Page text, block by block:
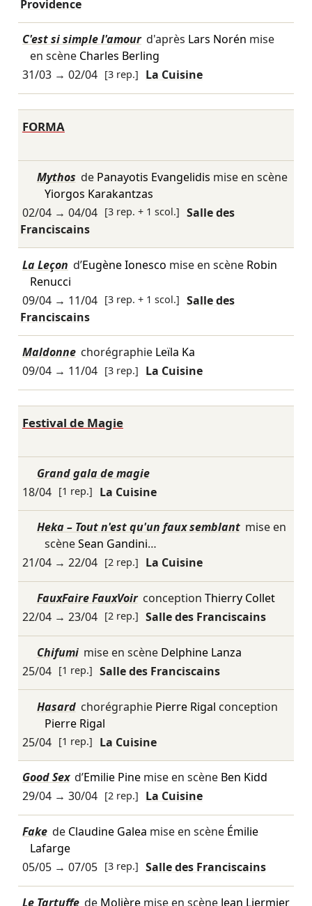
Providence
C'est si simple l'amour d'après Lars Norén mise
en scène Charles Berling
31/03→ 02/04 [3 rep.] La Cuisine
FORMA
Mythos de Panayotis Evangelidis mise en scène
Yiorgos Karakantzas
02/04→ 04/04 [3 rep. + 1 scol.] Salle des
Franciscains
La Leçon d’Eugène Ionesco mise en scène Robin
Renucci
09/04→ 11/04 [3 rep. + 1 scol.] Salle des
Franciscains
Maldonne chorégraphie Leïla Ka
09/04→ 11/04 [3 rep.] La Cuisine
Festival de Magie
Grand gala de magie
18/04 [1 rep.] La Cuisine
Heka – Tout n'est qu'un faux semblant mise en
scèneSean Gandini…
21/04→ 22/04 [2 rep.] La Cuisine
FauxFaire FauxVoir conception Thierry Collet
22/04→ 23/04 [2 rep.] Salle des Franciscains
Chifumi mise en scène Delphine Lanza
25/04 [1 rep.] Salle des Franciscains
Hasard chorégraphie Pierre Rigal conception
Pierre Rigal
25/04 [1 rep.] La Cuisine
Good Sex d’Emilie Pinemise en scène Ben Kidd
29/04→ 30/04 [2 rep.] La Cuisine
Fake de Claudine Galea mise en scène Émilie
Lafarge
05/05→ 07/05 [3 rep.] Salle des Franciscains
Le Tartuffe de Molièremise en scène Jean Liermier